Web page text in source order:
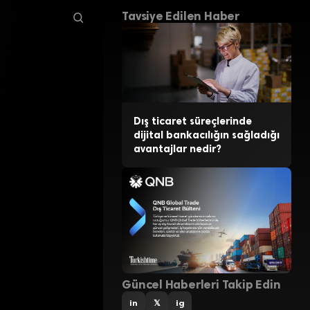
Tavsiye Edilen Haber
Dış ticaret süreçlerinde
dijital bankacılığın sağladığı
avantajlar nedir?
Güncel Haberleri Takip Edin
in 𝕏 ig